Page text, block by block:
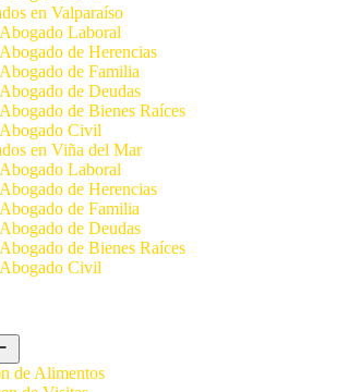
en Valparaíso
Abogado Laboral
Abogado de Herencias
Abogado de Familia
Abogado de Deudas
Abogado de Bienes Raíces
Abogado Civil
en Viña del Mar
Abogado Laboral
Abogado de Herencias
Abogado de Familia
Abogado de Deudas
Abogado de Bienes Raíces
Abogado Civil
de Alimentos